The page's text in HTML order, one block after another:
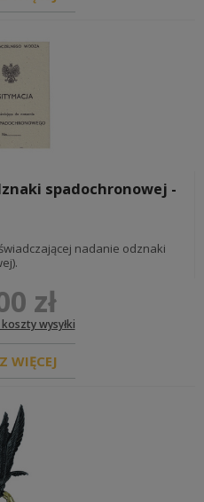
spadochronowej -
nadanie odznaki
zł
wysyłki
WIĘCEJ